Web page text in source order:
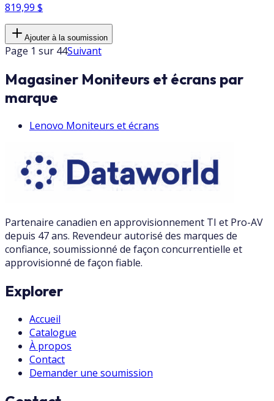
819,99 $
Ajouter à la soumission
Page 1 sur 44Suivant
Magasiner Moniteurs et écrans par
marque
Lenovo Moniteurs et écrans
Partenaire canadien en approvisionnement TI et Pro-AV
depuis 47 ans. Revendeur autorisé des marques de
confiance, soumissionné de façon concurrentielle et
approvisionné de façon fiable.
Explorer
Accueil
Catalogue
À propos
Contact
Demander une soumission